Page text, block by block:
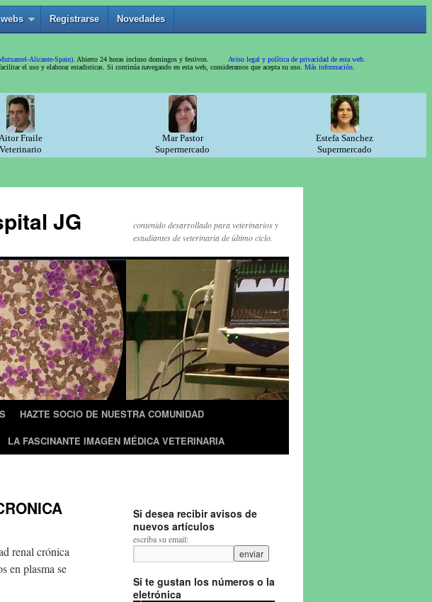
JG
contenido desarrollado para veterinarios y
estudiantes de veterinaria de último ciclo.
HAZTE SOCIO DE NUESTRA COMUNIDAD
LA FASCINANTE IMAGEN MÉDICA VETERINARIA
renal crónica
en plasma se
Si desea recibir avisos de
nuevos artículos
escriba su email:
Si te gustan los números o la
eletrónica